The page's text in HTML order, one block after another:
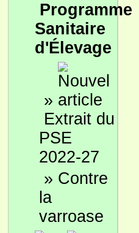
Programme
Sanitaire
d'Élevage
»
Extrait du
PSE
2022-27
» Contre
la
varroase